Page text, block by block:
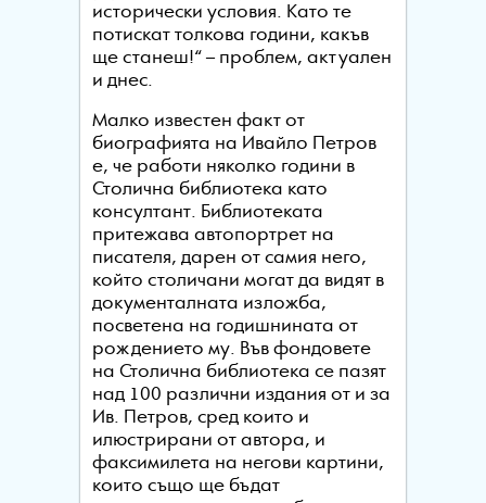
исторически условия. Като те
потискат толкова години, какъв
ще станеш!“ – проблем, актуален
и днес.
Малко известен факт от
биографията на Ивайло Петров
е, че работи няколко години в
Столична библиотека като
консултант. Библиотеката
притежава автопортрет на
писателя, дарен от самия него,
който столичани могат да видят в
документалната изложба,
посветена на годишнината от
рождението му. Във фондовете
на Столична библиотека се пазят
над 100 различни издания от и за
Ив. Петров, сред които и
илюстрирани от автора, и
факсимилета на негови картини,
които също ще бъдат